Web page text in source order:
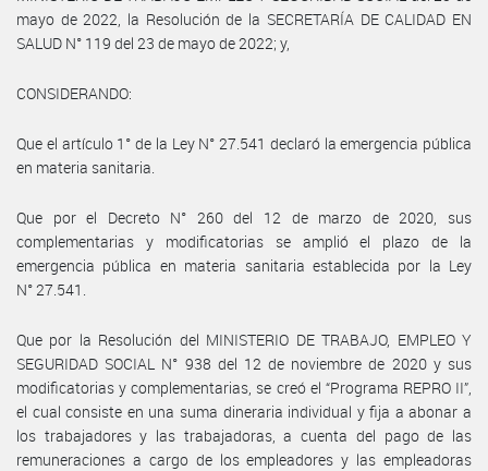
mayo de 2022, la Resolución de la SECRETARÍA DE CALIDAD EN
SALUD N° 119 del 23 de mayo de 2022; y,
CONSIDERANDO:
Que el artículo 1° de la Ley N° 27.541 declaró la emergencia pública
en materia sanitaria.
Que por el Decreto N° 260 del 12 de marzo de 2020, sus
complementarias y modificatorias se amplió el plazo de la
emergencia pública en materia sanitaria establecida por la Ley
N° 27.541.
Que por la Resolución del MINISTERIO DE TRABAJO, EMPLEO Y
SEGURIDAD SOCIAL N° 938 del 12 de noviembre de 2020 y sus
modificatorias y complementarias, se creó el “Programa REPRO II”,
el cual consiste en una suma dineraria individual y fija a abonar a
los trabajadores y las trabajadoras, a cuenta del pago de las
remuneraciones a cargo de los empleadores y las empleadoras